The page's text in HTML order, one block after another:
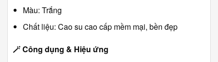
Màu: Trắng
Chất liệu: Cao su cao cấp mềm mại, bền đẹp
🪄Công dụng & Hiệu ứng